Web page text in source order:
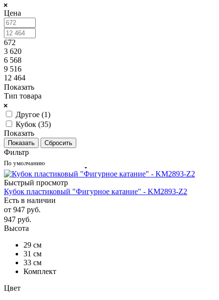
Цена
672
3 620
6 568
9 516
12 464
Показать
Тип товара
Другое (1)
Кубок (35)
Показать
Сбросить
Фильтр
По умолчанию
Быстрый просмотр
Кубок пластиковый "Фигурное катание" - KM2893-Z2
Есть в наличии
от 947 руб.
947 руб.
Высота
29 см
31 см
33 см
Комплект
Цвет